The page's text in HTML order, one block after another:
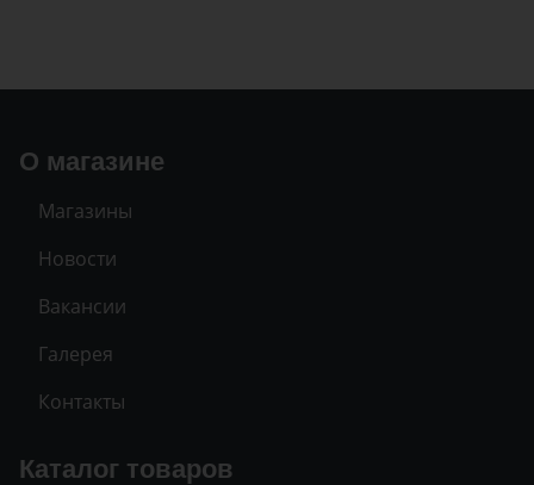
О магазине
Магазины
Новости
Вакансии
Галерея
Контакты
Каталог товаров